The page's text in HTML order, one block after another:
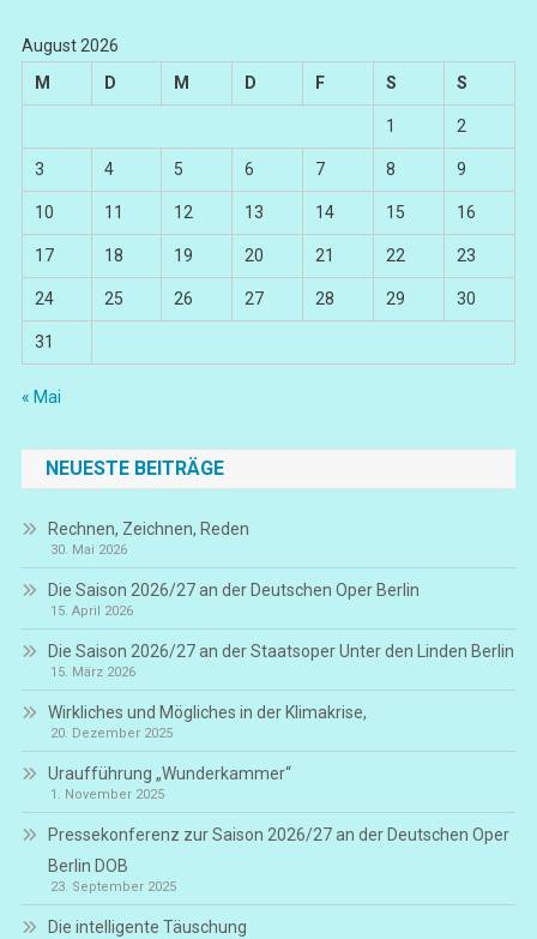
August 2026
M
D M D F S S
1 2
3 4 5 6 7 8 9
10 11 12 13 14 15 16
17 18 19 20 21 22 23
24 25 26 27 28 29 30
31
« Mai
NEUESTE BEITRÄGE
Rechnen, Zeichnen, Reden
30. Mai 2026
Die Saison 2026/27 an der Deutschen Oper Berlin
15. April 2026
Die Saison 2026/27 an der Staatsoper Unter den Linden Berlin
15. März 2026
Wirkliches und Mögliches in der Klimakrise,
20. Dezember 2025
Uraufführung „Wunderkammer“
1. November 2025
Pressekonferenz zur Saison 2026/27 an der Deutschen Oper
Berlin DOB
23. September 2025
Die intelligente Täuschung